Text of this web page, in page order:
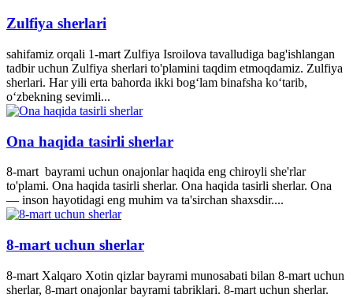
Zulfiya sherlari
sahifamiz orqali 1-mart Zulfiya Isroilova tavalludiga bag'ishlangan
tadbir uchun Zulfiya sherlari to'plamini taqdim etmoqdamiz. Zulfiya
sherlari. Har yili erta bahorda ikki bogʻlam binafsha koʻtarib,
oʻzbekning sevimli...
Ona haqida tasirli sherlar
8-mart bayrami uchun onajonlar haqida eng chiroyli she'rlar
to'plami. Ona haqida tasirli sherlar. Ona haqida tasirli sherlar. Ona
— inson hayotidagi eng muhim va ta'sirchan shaxsdir....
8-mart uchun sherlar
8-mart Xalqaro Xotin qizlar bayrami munosabati bilan 8-mart uchun
sherlar, 8-mart onajonlar bayrami tabriklari. 8-mart uchun sherlar.